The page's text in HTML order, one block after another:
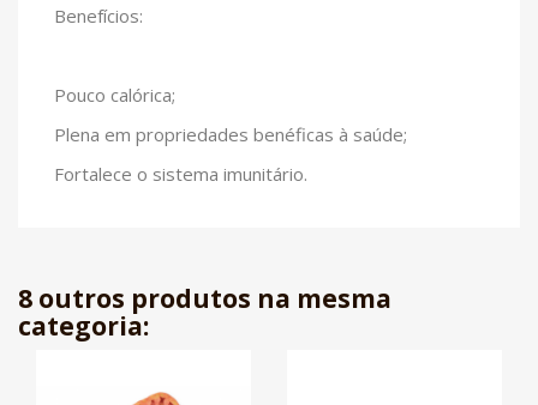
Benefícios:
Pouco calórica;
Plena em propriedades benéficas à saúde;
Fortalece o sistema imunitário.
8 outros produtos na mesma
categoria: